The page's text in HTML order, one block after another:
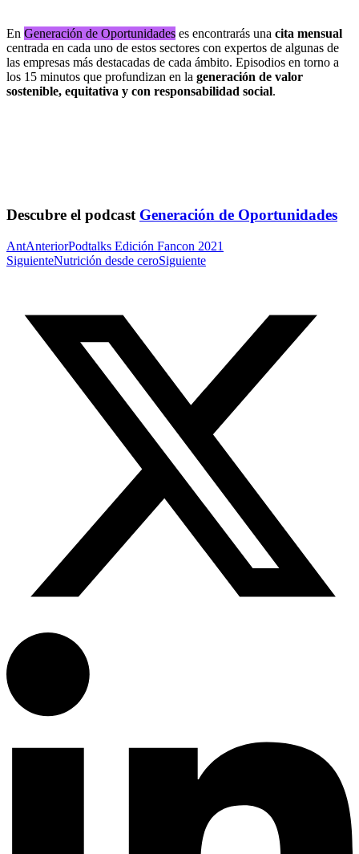
En Generación de Oportunidades es encontrarás una cita mensual
centrada en cada uno de estos sectores con expertos de algunas de
las empresas más destacadas de cada ámbito. Episodios en torno a
los 15 minutos que profundizan en la generación de valor
sostenible, equitativa y con responsabilidad social.
Descubre el podcast Generación de Oportunidades
AntAnteriorPodtalks Edición Fancon 2021
SiguienteNutrición desde ceroSiguiente